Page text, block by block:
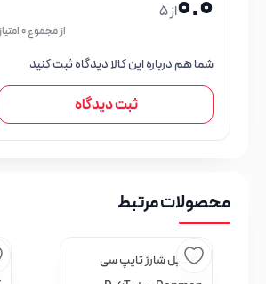
از 5
از مجموع 0 امتیاز
شما هم درباره این کالا دیدگاه ثبت کنید
ثبت دیدگاه
محصولات مرتبط